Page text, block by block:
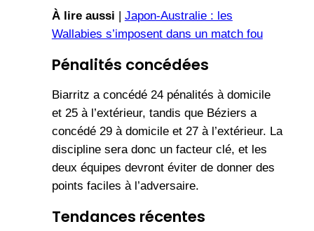
À lire aussi
Japon-Australie : les
Wallabies s’imposent dans un match fou
Pénalités concédées
Biarritz a concédé 24 pénalités à domicile
et 25 à l’extérieur, tandis que Béziers a
concédé 29 à domicile et 27 à l’extérieur. La
discipline sera donc un facteur clé, et les
deux équipes devront éviter de donner des
points faciles à l’adversaire.
Tendances récentes